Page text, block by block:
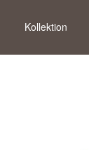
Kollektion